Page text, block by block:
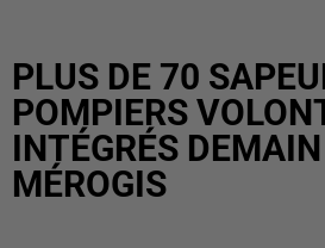
PLUS DE 70
POMPIERS
INTÉGRÉS
MÉROGIS